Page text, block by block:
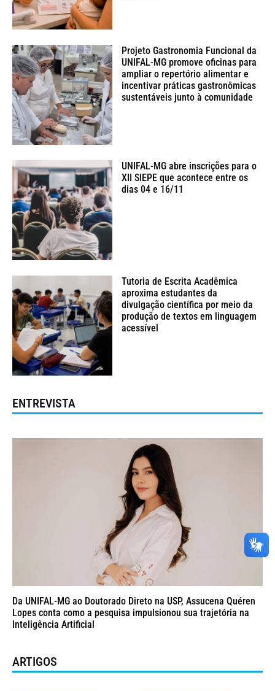
Projeto Gastronomia Funcional da
UNIFAL-MG promove oficinas para
ampliar o repertório alimentar e
incentivar práticas gastronômicas
sustentáveis junto à comunidade
UNIFAL-MG abre inscrições para o
XII SIEPE que acontece entre os
dias 04 e 16/11
Tutoria de Escrita Acadêmica
aproxima estudantes da
divulgação científica por meio da
produção de textos em linguagem
acessível
ENTREVISTA
Da UNIFAL-MG ao Doutorado Direto na USP, Assucena Quéren
Lopes conta como a pesquisa impulsionou sua trajetória na
Inteligência Artificial
ARTIGOS